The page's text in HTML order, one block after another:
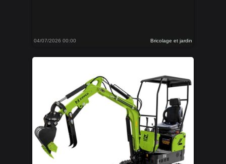
04/07/2026 00:00 Bricolage et jardin